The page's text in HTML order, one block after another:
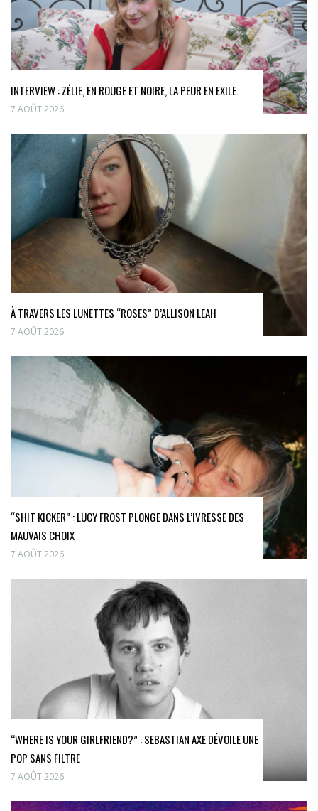
INTERVIEW : ZÉLIE, EN ROUGE ET NOIRE, LA PEUR EN EXILE.
7 AOÛT 2026
À TRAVERS LES LUNETTES “ROSES” D’ALLISON LEAH
7 AOÛT 2026
“SHIT KICKER” : LUCY FROST PLONGE DANS L’IVRESSE DES
MAUVAIS CHOIX
7 AOÛT 2026
“WHERE IS YOUR GIRLFRIEND?” : SEBASTIAN AXE DÉVOILE UNE
POP SANS FILTRE
7 AOÛT 2026